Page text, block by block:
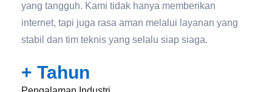
yang tangguh. Kami tidak hanya memberikan
internet, tapi juga rasa aman melalui layanan yang
stabil dan tim teknis yang selalu siap siaga.
+ Tahun